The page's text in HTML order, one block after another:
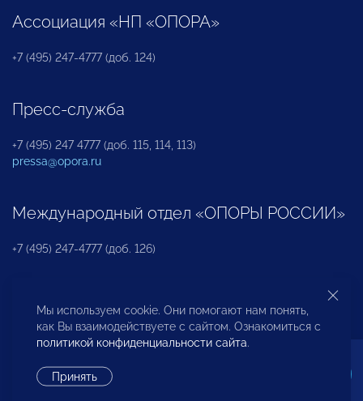
Ассоциация «НП «ОПОРА»
+7 (495) 247-4777 (доб. 124)
Пресс-служба
+7 (495) 247 4777 (доб. 115, 114, 113)
pressa@opora.ru
Международный отдел «ОПОРЫ РОССИИ»
+7 (495) 247-4777 (доб. 126)
Бюро по защите прав предпринимателей и
инвесторов
Мы используем cookie. Они помогают нам понять,
как Вы взаимодействуете с сайтом. Ознакомиться с
политикой конфиденциальности сайта.
Принять